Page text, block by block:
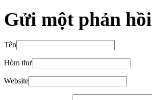
Gửi một phản hồi
Tên
Hòm thư
Website